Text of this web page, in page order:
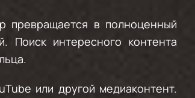
превращается в полноценный
Поиск интересного контента
или другой медиаконтент.